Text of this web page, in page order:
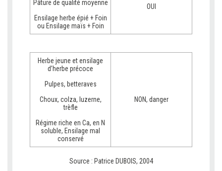
Pâture de qualité moyenne
Ensilage herbe épié + Foin
ou Ensilage maïs + Foin
OUI
Herbe jeune et ensilage
d’herbe précoce
Pulpes, betteraves
Choux, colza, luzerne,
trèfle
Régime riche en Ca, en N
soluble, Ensilage mal
conservé
NON, danger
Source : Patrice DUBOIS, 2004